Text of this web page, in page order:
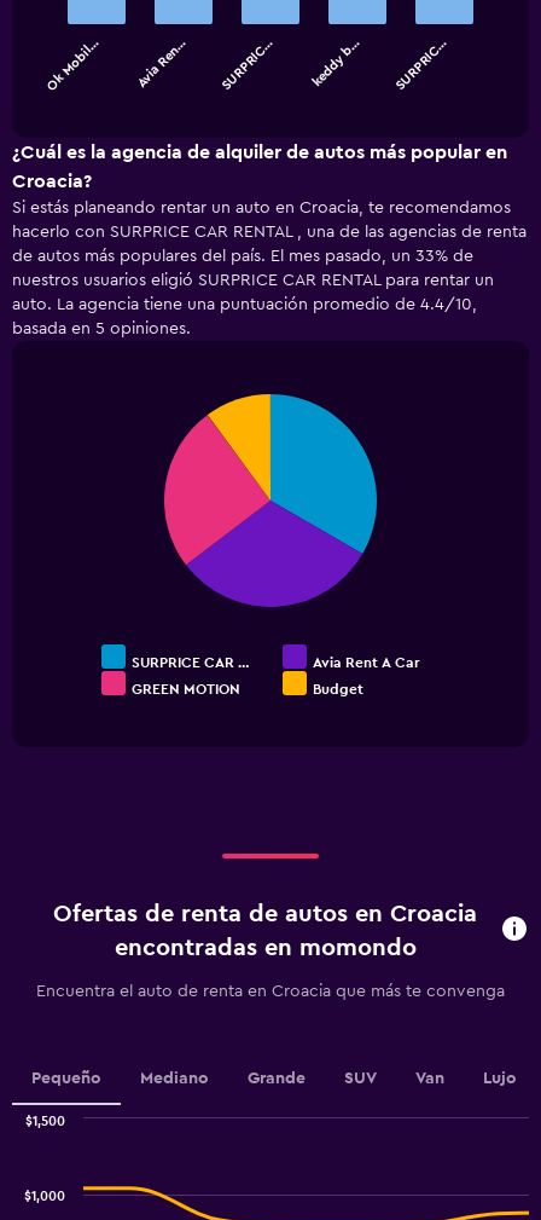
chart
X
axis
displaying
categories.
Range:
5
categories.
The
chart
Ok Mobil… Avia Ren… SURPRIC… keddy b… SURPRIC…
End
of
¿Cuál es la agencia de alquiler de autos más popular en
Croacia?
Si estás planeando rentar un auto en Croacia, te recomendamos
hacerlo con SURPRICE CAR RENTAL , una de las agencias de renta
de autos más populares del país. El mes pasado, un 33% de
nuestros usuarios eligió SURPRICE CAR RENTAL para rentar un
auto. La agencia tiene una puntuación promedio de 4.4/10,
basada en 5 opiniones.
SURPRICE CAR …
Avia Rent A Car
GREEN MOTION
Budget
Ofertas de renta de autos en Croacia
encontradas en momondo
Encuentra el auto de renta en Croacia que más te convenga
Pequeño Mediano Grande SUV Van Lujo
$1,000
$1,500